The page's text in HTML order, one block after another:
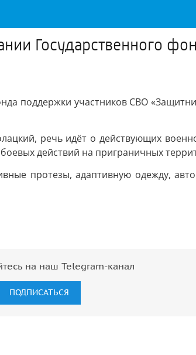
Государственного
поддержки участников СВО
речь идёт о действующих
действий на приграничных
протезы, адаптивную одежду,
на наш Telegram-канал
ПОДПИСАТЬСЯ